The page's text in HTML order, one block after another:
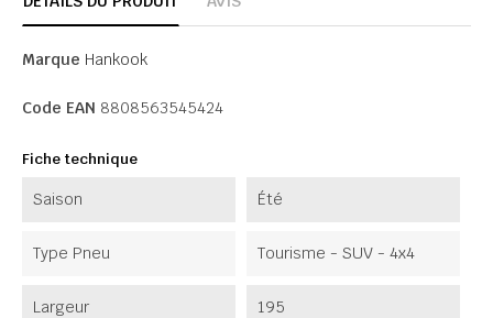
Marque Hankook
Code EAN 8808563545424
Fiche technique
Saison Été
Type Pneu Tourisme - SUV - 4x4
Largeur 195